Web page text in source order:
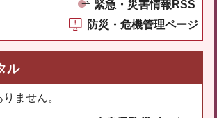
緊急・災害情報RSS
防災・危機管理ページ
ル
ません。